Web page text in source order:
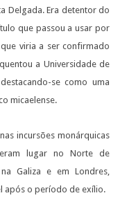
Delgada. Era detentor do
que passou a usar por
que viria a ser confirmado
a Universidade de
se como uma
micaelense.
incursões monárquicas
lugar no Norte de
Galiza e em Londres,
após o período de exílio.